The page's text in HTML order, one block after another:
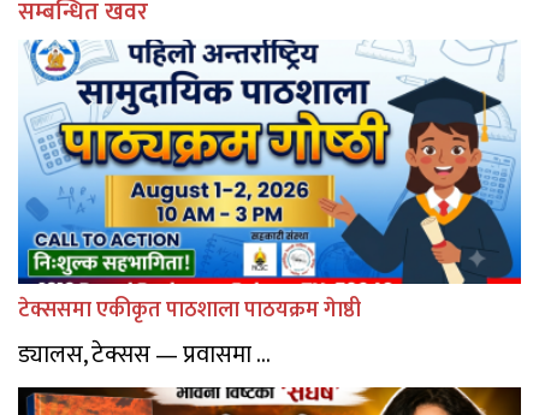
सम्बन्धित खवर
टेक्ससमा एकीकृत पाठशाला पाठयक्रम गेाष्ठी
ड्यालस, टेक्सस — प्रवासमा ...